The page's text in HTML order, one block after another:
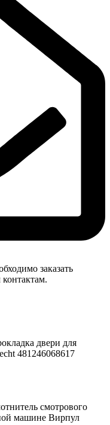
заказать
двери для
481246068617
смотрового
машине Вирпул